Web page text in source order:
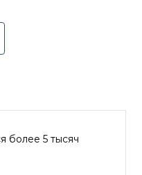
более 5 тысяч